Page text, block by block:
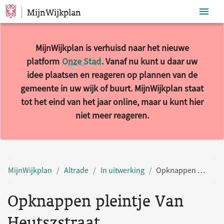
Sla navigatie over
MijnWijkplan
MijnWijkplan is verhuisd naar het nieuwe
platform Onze Stad. Vanaf nu kunt u daar uw
idee plaatsen en reageren op plannen van de
gemeente in uw wijk of buurt. MijnWijkplan staat
tot het eind van het jaar online, maar u kunt hier
niet meer reageren.
MijnWijkplan Altrade In uitwerking Opknappen pleintje Van Heutszstraat
Opknappen pleintje Van